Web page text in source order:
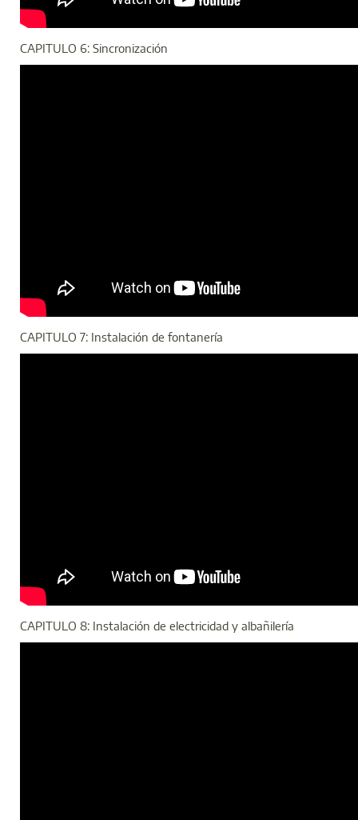
CAPITULO 6: Sincronización
CAPITULO 7: Instalación de fontanería
CAPITULO 8: Instalación de electricidad y albañilería